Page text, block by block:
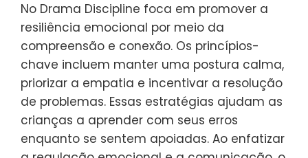
Quais são os princípios
universais do No Drama
Discipline?
No Drama Discipline foca em promover a
resiliência emocional por meio da